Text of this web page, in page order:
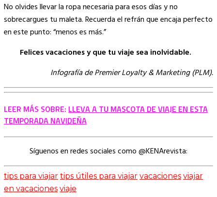
No olvides llevar la ropa necesaria para esos días y no
sobrecargues tu maleta. Recuerda el refrán que encaja perfecto
en este punto: “menos es más.”
Felices vacaciones y que tu viaje sea inolvidable.
Infografía de Premier Loyalty & Marketing (PLM).
LEER MÁS SOBRE: LLEVA A TU MASCOTA DE VIAJE EN ESTA
TEMPORADA NAVIDEÑA
Síguenos en redes sociales como @KENArevista:
tips para viajar tips útiles para viajar vacaciones viajar
en vacaciones viaje